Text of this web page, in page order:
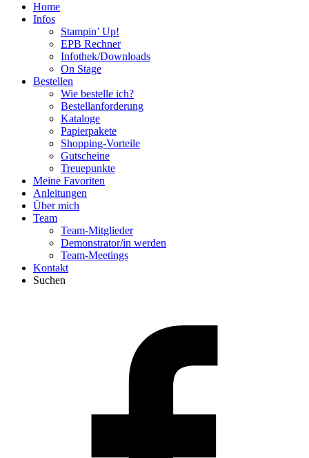
Home
Infos
Stampin’ Up!
EPB Rechner
Infothek/Downloads
On Stage
Bestellen
Wie bestelle ich?
Bestellanforderung
Kataloge
Papierpakete
Shopping-Vorteile
Gutscheine
Treuepunkte
Meine Favoriten
Anleitungen
Über mich
Team
Team-Mitglieder
Demonstrator/in werden
Team-Meetings
Kontakt
Suchen